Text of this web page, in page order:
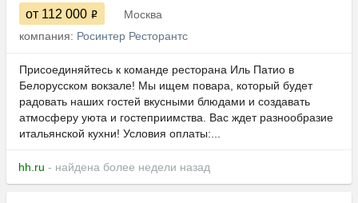
от 112 000
Москва
компания: Росинтер Ресторантс
Присоединяйтесь к команде ресторана Иль Патио в
Белорусском вокзале! Мы ищем повара, который будет
радовать наших гостей вкусными блюдами и создавать
атмосферу уюта и гостеприимства. Вас ждет разнообразие
итальянской кухни! Условия оплаты:...
hh.ru - найдена более недели назад